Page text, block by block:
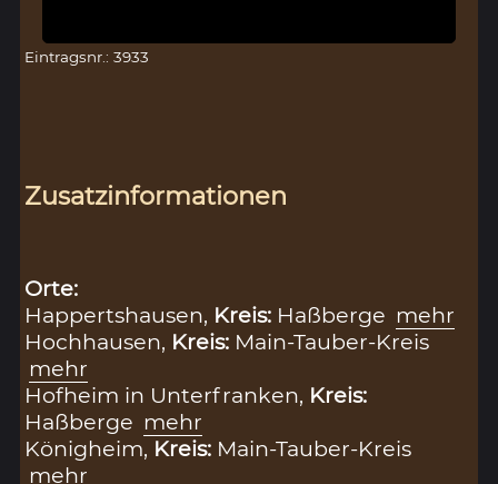
Eintragsnr.: 3933
Zusatzinformationen
Orte:
Happertshausen, Kreis: Haßberge mehr
Hochhausen, Kreis: Main-Tauber-Kreis
mehr
Hofheim in Unterfranken, Kreis:
Haßberge mehr
Königheim, Kreis: Main-Tauber-Kreis
mehr